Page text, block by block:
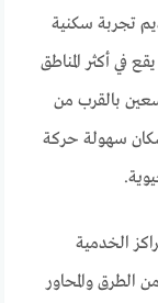
تجربة سكنية
في أكثر المناطق
بالقرب من
سهولة حركة
الخدمية
الطرق والمحاور